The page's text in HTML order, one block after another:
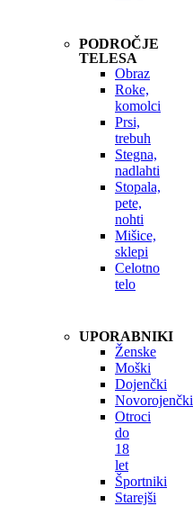
PODROČJE
TELESA
Obraz
Roke,
komolci
Prsi,
trebuh
Stegna,
nadlahti
Stopala,
pete,
nohti
Mišice,
sklepi
Celotno
telo
UPORABNIKI
Ženske
Moški
Dojenčki
Novorojenčki
Otroci
do
18
let
Športniki
Starejši